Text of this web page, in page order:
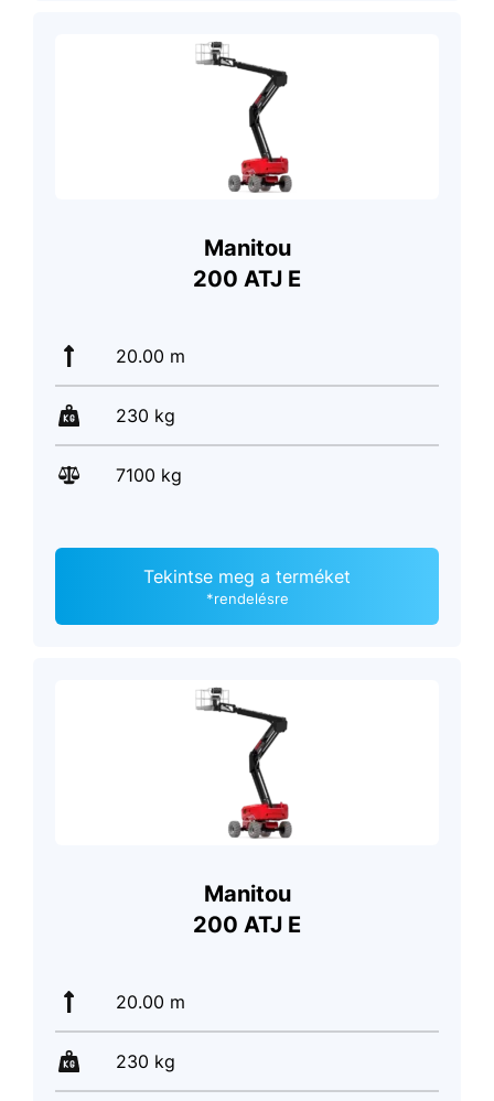
Manitou
200 ATJ E
20.00 m
230 kg
7100 kg
Tekintse meg a terméket
*rendelésre
Manitou
200 ATJ E
20.00 m
230 kg